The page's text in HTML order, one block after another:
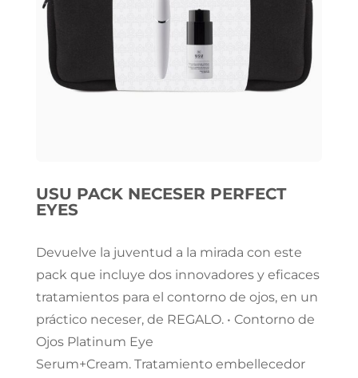
USU PACK NECESER PERFECT
EYES
Devuelve la juventud a la mirada con este
pack que incluye dos innovadores y eficaces
tratamientos para el contorno de ojos, en un
práctico neceser, de REGALO. • Contorno de
Ojos Platinum Eye
Serum+Cream. Tratamiento embellecedor